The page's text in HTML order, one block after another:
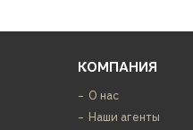
КОМПАНИЯ
О нас
Наши агенты